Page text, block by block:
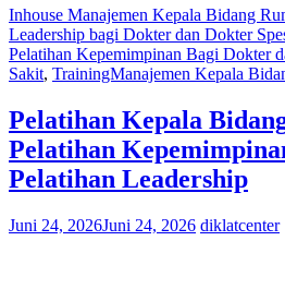
Inhouse Manajemen Kepala Bidang
Leadership bagi Dokter dan Dokter
Pelatihan Kepemimpinan Bagi Dokter
Sakit, TrainingManajemen Kepala
Pelatihan Kepala
Pelatihan
Pelatihan Leadership
Juni 24, 2026Juni 24, 2026 diklatcenter